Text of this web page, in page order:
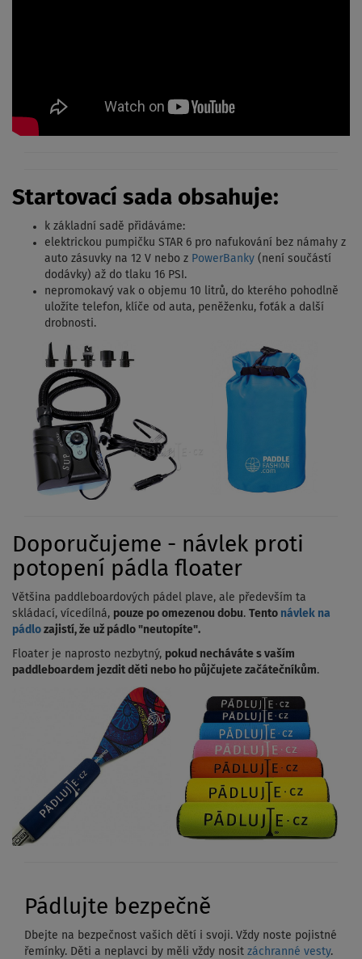
Startovací sada obsahuje:
k základní sadě přidáváme:
elektrickou pumpičku STAR 6 pro nafukování bez námahy z
auto zásuvky na 12 V nebo z PowerBanky (není součástí
dodávky) až do tlaku 16 PSI.
nepromokavý vak o objemu 10 litrů, do kterého pohodlně
uložíte telefon, klíče od auta, peněženku, foťák a další
drobnosti.
Doporučujeme - návlek proti
potopení pádla floater
Většina paddleboardových pádel plave, ale především ta
skládací, vícedílná, pouze po omezenou dobu. Tento návlek na
pádlo zajistí, že už pádlo "neutopíte".
Floater je naprosto nezbytný, pokud necháváte s vaším
paddleboardem jezdit děti nebo ho půjčujete začátečníkům.
Pádlujte bezpečně
Dbejte na bezpečnost vašich dětí i svoji. Vždy noste pojistné
řemínky. Děti a neplavci by měli vždy nosit záchranné vesty.